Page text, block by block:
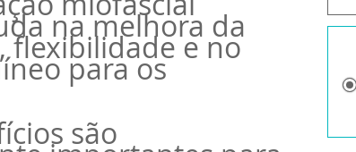
na melhora da
flexibilidade e no
para os
são